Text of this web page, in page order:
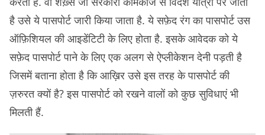
है उसे ये पासपोर्ट जारी किया जाता है. ये सफ़ेद रंग का पासपोर्ट उस
ऑफ़िशियल की आइडेंटिटी के लिए होता है. इसके आवेदक को ये
सफ़ेद पासपोर्ट पाने के लिए एक अलग से ऐप्लीकेशन देनी पड़ती है
जिसमें बताना होता है कि आख़िर उसे इस तरह के पासपोर्ट की
ज़रुरत क्यों है? इस पासपोर्ट को रखने वालों को कुछ सुविधाएं भी
मिलती हैं.